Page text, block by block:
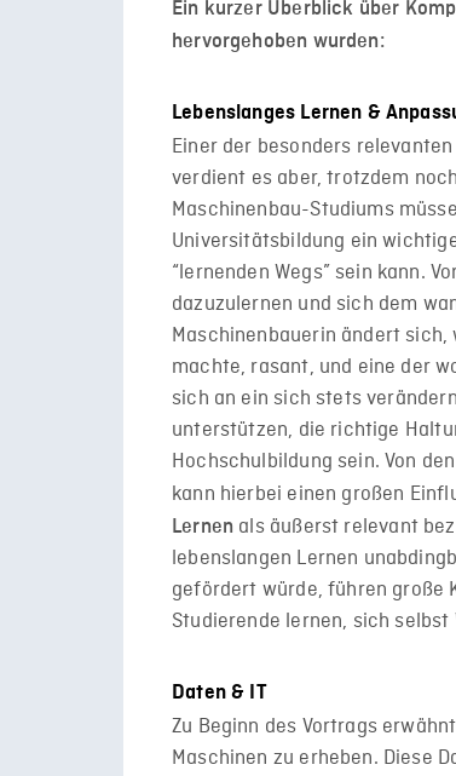
Ein kurzer Überblick über
hervorgehoben wurden:
Lebenslanges Lernen &
Einer der besonders
verdient es aber, trotzdem
Maschinenbau-Studiums
Universitätsbildung ein
“lernenden Wegs” sein kann.
dazuzulernen und sich dem
Maschinenbauerin ändert
machte, rasant, und eine der
sich an ein sich stets
unterstützen, die richtige
Hochschulbildung sein. Von
kann hierbei einen großen
Lernen als äußerst relevant
lebenslangen Lernen
gefördert würde, führen große
Studierende lernen, sich
Daten & IT
Zu Beginn des Vortrags
Maschinen zu erheben. Diese